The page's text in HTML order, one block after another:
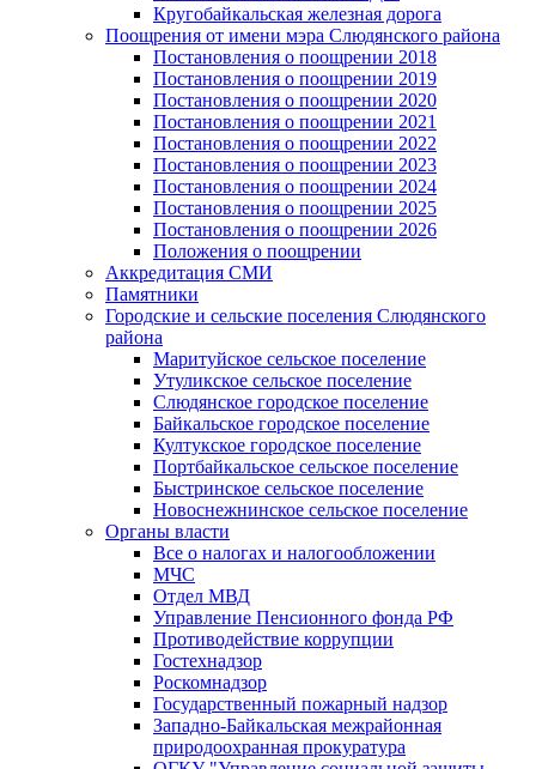
Кругобайкальская железная дорога
Поощрения от имени мэра Слюдянского района
Постановления о поощрении 2018
Постановления о поощрении 2019
Постановления о поощрении 2020
Постановления о поощрении 2021
Постановления о поощрении 2022
Постановления о поощрении 2023
Постановления о поощрении 2024
Постановления о поощрении 2025
Постановления о поощрении 2026
Положения о поощрении
Аккредитация СМИ
Памятники
Городские и сельские поселения Слюдянского
района
Маритуйское сельское поселение
Утуликское сельское поселение
Слюдянское городское поселение
Байкальское городское поселение
Култукское городское поселение
Портбайкальское сельское поселение
Быстринское сельское поселение
Новоснежнинское сельское поселение
Органы власти
Все о налогах и налогообложении
МЧС
Отдел МВД
Управление Пенсионного фонда РФ
Противодействие коррупции
Гостехнадзор
Роскомнадзор
Государственный пожарный надзор
Западно-Байкальская межрайонная
природоохранная прокуратура